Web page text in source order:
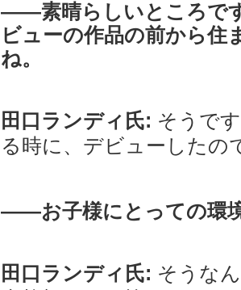
――素晴らしいところで
ビューの作品の前から住
ね。
田口ランディ氏: そうで
る時に、デビューしたの
――お子様にとっての環
田口ランディ氏: そうな